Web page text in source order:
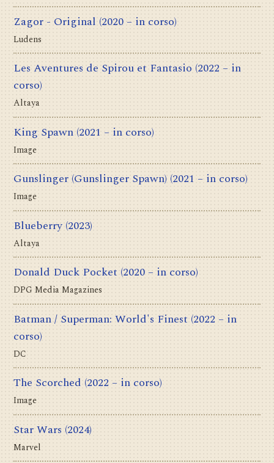
Zagor - Original (2020 – in corso)
Ludens
Les Aventures de Spirou et Fantasio (2022 – in
corso)
Altaya
King Spawn (2021 – in corso)
Image
Gunslinger (Gunslinger Spawn) (2021 – in corso)
Image
Blueberry (2023)
Altaya
Donald Duck Pocket (2020 – in corso)
DPG Media Magazines
Batman / Superman: World's Finest (2022 – in
corso)
DC
The Scorched (2022 – in corso)
Image
Star Wars (2024)
Marvel